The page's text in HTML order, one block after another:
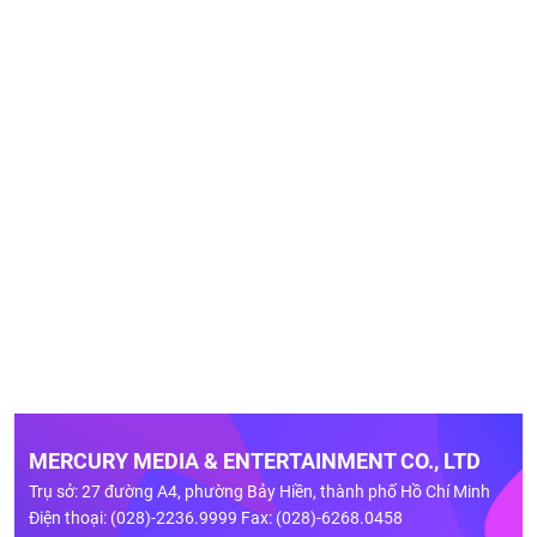
MERCURY MEDIA & ENTERTAINMENT CO., LTD
Trụ sở: 27 đường A4, phường Bảy Hiền, thành phố Hồ Chí Minh
Điện thoại: (028)-2236.9999 Fax: (028)-6268.0458